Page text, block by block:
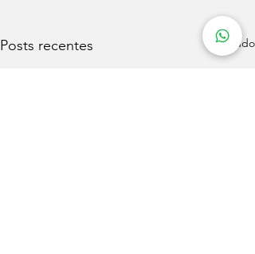
Posts recentes Ver tudo